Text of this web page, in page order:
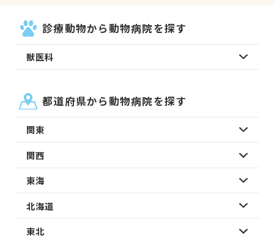
診療動物から動物病院を探す
獣医科
都道府県から動物病院を探す
関東
関西
東海
北海道
東北